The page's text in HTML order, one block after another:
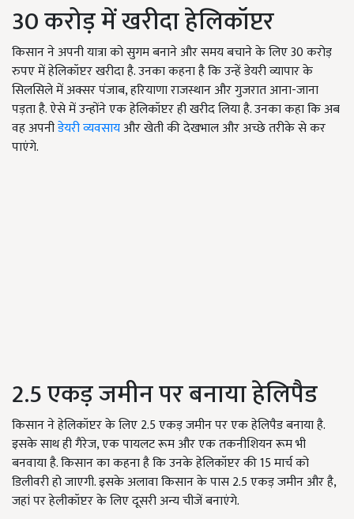
30 करोड़ में खरीदा हेलिकॉप्टर
किसान ने अपनी यात्रा को सुगम बनाने और समय बचाने के लिए 30 करोड़
रुपए में हेलिकॉप्टर खरीदा है. उनका कहना है कि उन्हें डेयरी व्यापार के
सिलसिले में अक्सर पंजाब, हरियाणा राजस्थान और गुजरात आना-जाना
पड़ता है. ऐसे में उन्होंने एक हेलिकॉप्टर ही खरीद लिया है. उनका कहा कि अब
वह अपनीडेयरी व्यवसायऔर खेती की देखभाल और अच्छे तरीके से कर
पाएंगे.
2.5 एकड़ जमीन पर बनाया हेलिपैड
किसान ने हेलिकॉप्टर के लिए 2.5 एकड़ जमीन पर एक हेलिपैड बनाया है.
इसके साथ ही गैरेज, एक पायलट रूम और एक तकनीशियन रूम भी
बनवाया है. किसान का कहना है कि उनके हेलिकॉप्टर की 15 मार्च को
डिलीवरी हो जाएगी. इसके अलावा किसान के पास 2.5 एकड़ जमीन और है,
जहां पर हेलीकॉप्टर के लिए दूसरी अन्य चीजें बनाएंगे.